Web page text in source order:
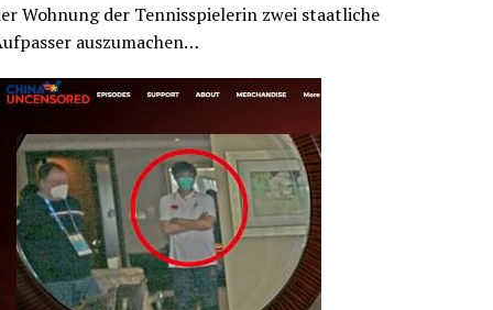
Wohnung der Tennisspielerin zwei staatliche
auszumachen…